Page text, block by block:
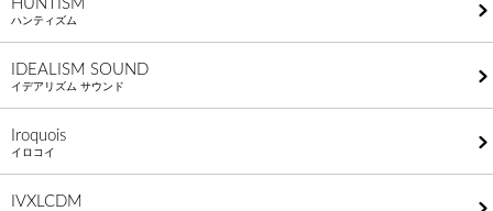
HUNTISM
ハンティズム
IDEALISM SOUND
イデアリズム サウンド
Iroquois
イロコイ
IVXLCDM